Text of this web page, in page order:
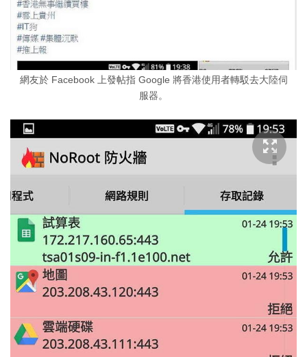
網友於 Facebook 上發帖指 Google 將香港使用者轉駁去大陸伺
服器。